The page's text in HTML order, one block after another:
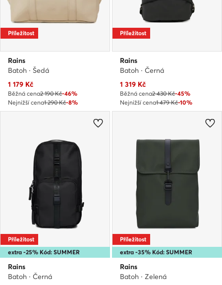
Příležitost
Rains
Batoh · Šedá
Aktuální cena
1 179 Kč
Běžná cena2 190 Kč-46%
Nejnižší cena1 290 Kč-8%
Příležitost
Rains
Batoh · Černá
Aktuální cena
1 319 Kč
Běžná cena2 430 Kč-45%
Nejnižší cena1 479 Kč-10%
extra -25% Kód: SUMMER
Příležitost
Rains
Batoh · Černá
extra -35% Kód: SUMMER
Příležitost
Rains
Batoh · Zelená